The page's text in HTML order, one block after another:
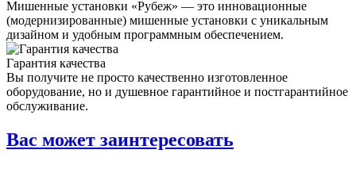
Мишенные установки «Рубеж» — это инновационные
(модернизированные) мишенные установки с уникальным
дизайном и удобным программным обеспечением.
Гарантия качества
Вы получите не просто качественно изготовленное
оборудование, но и душевное гарантийное и постгарантийное
обслуживание.
Вас может заинтересовать